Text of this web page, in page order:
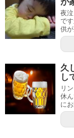
夜
で
供
久
し
リ
休
に